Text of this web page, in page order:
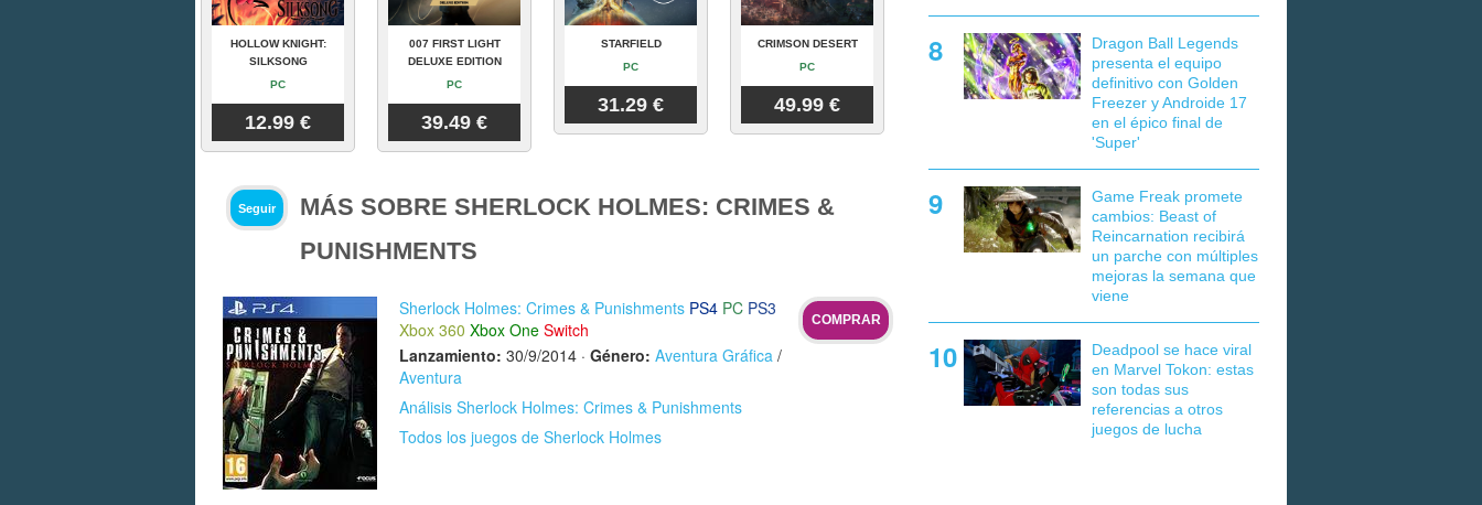
HOLLOW KNIGHT:
SILKSONG
PC
12.99 €
007 FIRST LIGHT
DELUXE EDITION
PC
39.49 €
STARFIELD
PC
31.29 €
CRIMSON DESERT
PC
49.99 €
Seguir
MÁS SOBRE SHERLOCK HOLMES: CRIMES &
PUNISHMENTS
Sherlock Holmes: Crimes & Punishments PS4 PC PS3
Xbox 360 Xbox One Switch
Lanzamiento: 30/9/2014 · Género: Aventura Gráfica /
Aventura
COMPRAR
Análisis Sherlock Holmes: Crimes & Punishments
Todos los juegos de Sherlock Holmes
Dragon Ball Legends
presenta el equipo
definitivo con Golden
Freezer y Androide 17
en el épico final de
'Super'
Game Freak promete
cambios: Beast of
Reincarnation recibirá
un parche con múltiples
mejoras la semana que
viene
Deadpool se hace viral
en Marvel Tokon: estas
son todas sus
referencias a otros
juegos de lucha